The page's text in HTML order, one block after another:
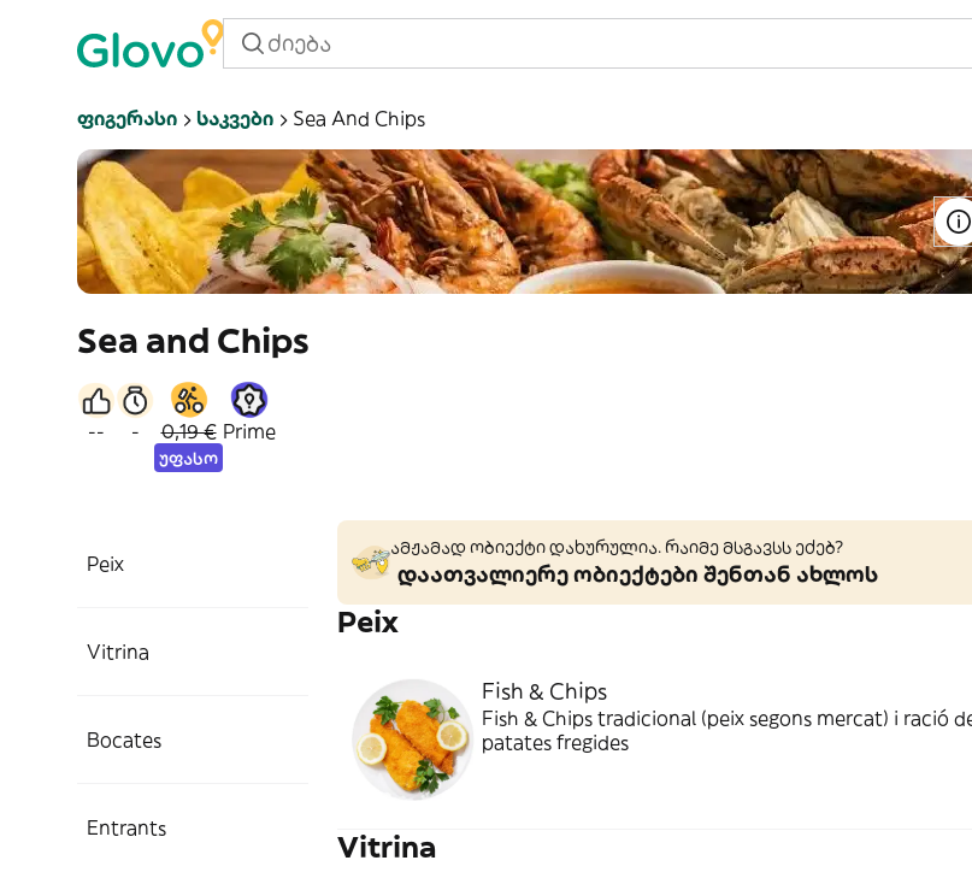
Ფიგერასი Საკვები Sea And Chips
Sea and Chips
-- - 0,19 €
უფასო
Prime
Peix
Vitrina
Bocates
Entrants
ამჟამად ობიექტი დახურულია. რაიმე მსგავსს ეძებ?
დაათვალიერე ობიექტები შენთან ახლოს
Peix
Fish & Chips
Fish & Chips tradicional (peix segons mercat) i ració
patates fregides
Vitrina